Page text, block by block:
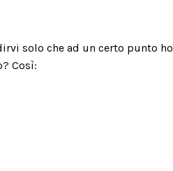
solo che ad un certo punto ho
Così: